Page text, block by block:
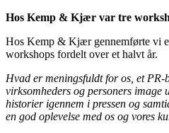
Hos Kemp & Kjær var tre
Hos Kemp & Kjær gennemførte vi
workshops fordelt over et halvt år.
Hvad er meningsfuldt for os, et PR-
virksomheders og personers image
historier igennem i pressen og
en god oplevelse med os og vores